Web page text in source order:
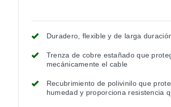
Duradero, flexible y de larga
Trenza de cobre estañado que
mecánicamente el cable
Recubrimiento de polivinilo que
humedad y proporciona resistencia